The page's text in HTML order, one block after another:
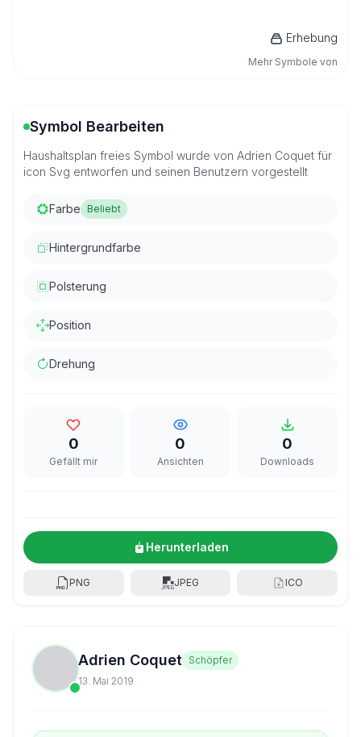
Erhebung
Mehr Symbole von
Symbol Bearbeiten
Haushaltsplan freies Symbol wurde von Adrien Coquet für
icon Svg entworfen und seinen Benutzern vorgestellt
Farbe Beliebt
Hintergrundfarbe
Polsterung
Position
Drehung
0
Gefällt mir
0
Ansichten
0
Downloads
Herunterladen
PNG JPEG ICO
Adrien Coquet
Schöpfer
13. Mai 2019